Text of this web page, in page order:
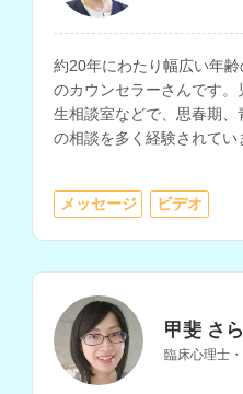
約20年にわたり幅広い年
のカウンセラーさんです
生相談室などで、思春期
の相談を多く経験されてい
メッセージ ビデオ
甲斐 さら
臨床心理士